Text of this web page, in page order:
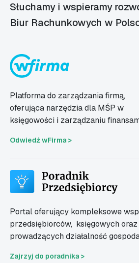
Słuchamy i wspieramy
Biur Rachunkowych w
Platforma do zarządzania firmą,
oferująca narzędzia dla MŚP w
księgowości i zarządzaniu
Odwiedź wFirma >
Portal oferujący kompleksowe
przedsiębiorców, księgowych oraz
prowadzących działalność
Zajrzyj do poradnika >